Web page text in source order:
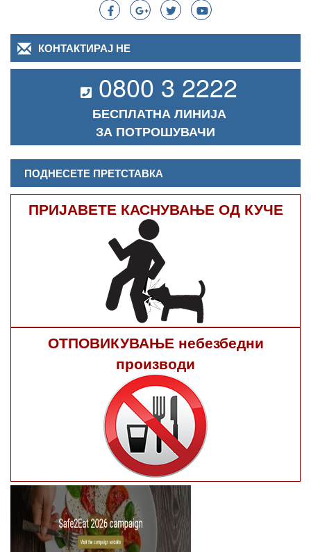
КОНТАКТИРАЈ НЕ
0800 3 2222
БЕСПЛАТНА ЛИНИЈА
ЗА ПОТРОШУВАЧИ
ПОДНЕСЕТЕ ПРЕТСТАВКА
ПРИЈАВЕТЕ КАСНУВАЊЕ ОД КУЧЕ
ОТПОВИКУВАЊЕ небезбедни
производи